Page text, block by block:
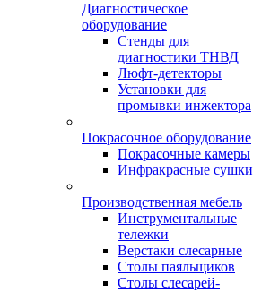
Диагностическое
оборудование
Стенды для
диагностики ТНВД
Люфт-детекторы
Установки для
промывки инжектора
Покрасочное оборудование
Покрасочные камеры
Инфракрасные сушки
Производственная мебель
Инструментальные
тележки
Верстаки слесарные
Столы паяльщиков
Столы слесарей-